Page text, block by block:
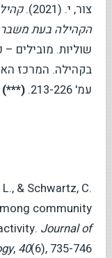
צור, י. (2021).
הקהילה בעת משבר
שוליות. מובילים
עמ' 213-226.
(***)
& Schwartz, C.
community
Journal of
, 40(6), 735-746.‏